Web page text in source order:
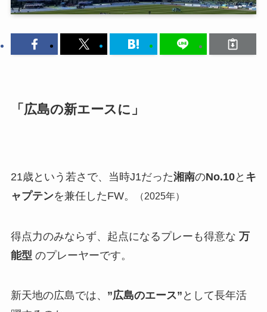
「広島の新エースに」
21歳という若さで、当時J1だった湘南のNo.10と キ
ャプテンを兼任したFW。 （2025年）
得点力のみならず、起点になるプレーも得意な 万
能型 のプレーヤーです。
新天地の広島では、 ”広島のエース” として長年活